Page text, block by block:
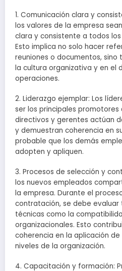
1. Comunicación clara y
los valores de la empresa
clara y consistente a todos
Esto implica no solo hacer
reuniones o documentos, sino
la cultura organizativa y en el
operaciones.
2. Liderazgo ejemplar: Los
ser los principales promotores
directivos y gerentes actúan
y demuestran coherencia en
probable que los demás
adopten y apliquen.
3. Procesos de selección y
los nuevos empleados
la empresa. Durante el
contratación, se debe evaluar
técnicas como la
organizacionales. Esto
coherencia en la aplicación
niveles de la organización.
4. Capacitación y formación: